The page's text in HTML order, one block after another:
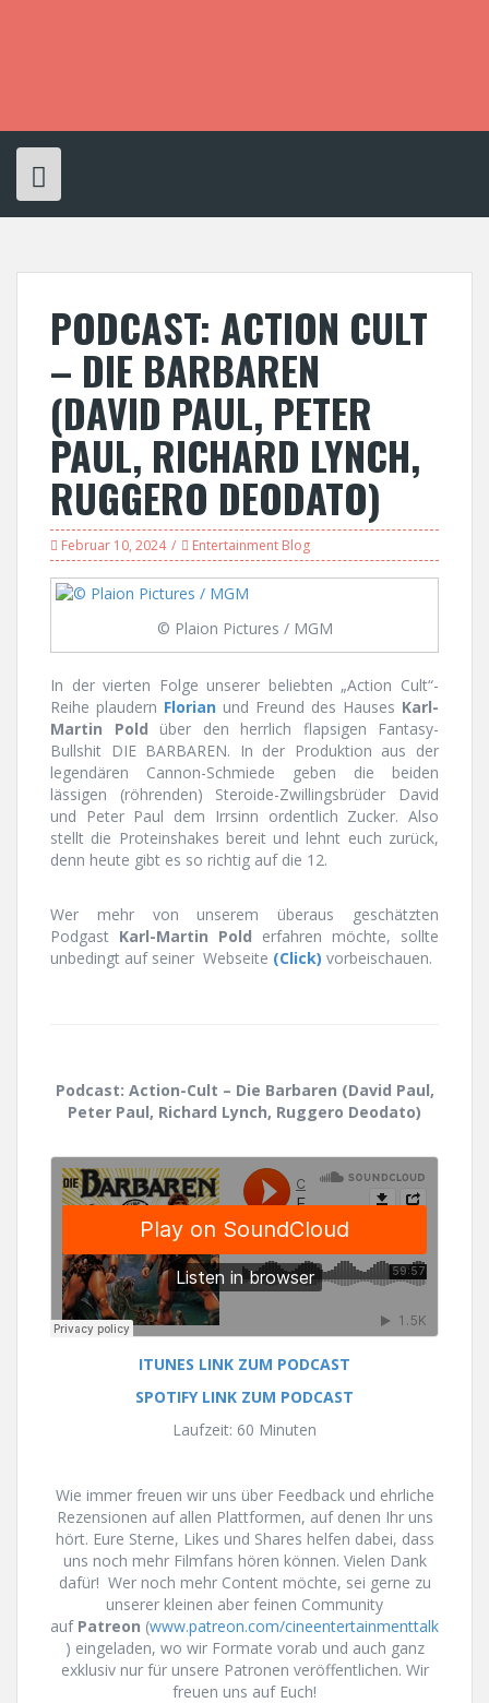
PODCAST: ACTION CULT
– DIE BARBAREN
(DAVID PAUL, PETER
PAUL, RICHARD LYNCH,
RUGGERO DEODATO)
Februar 10, 2024 Entertainment Blog
© Plaion Pictures / MGM
In der vierten Folge unserer beliebten „Action Cult“-
Reihe plaudern Florian und Freund des Hauses Karl-
Martin Pold über den herrlich flapsigen Fantasy-
Bullshit DIE BARBAREN. In der Produktion aus der
legendären Cannon-Schmiede geben die beiden
lässigen (röhrenden) Steroide-Zwillingsbrüder David
und Peter Paul dem Irrsinn ordentlich Zucker. Also
stellt die Proteinshakes bereit und lehnt euch zurück,
denn heute gibt es so richtig auf die 12.
Wer mehr von unserem überaus geschätzten
Podgast Karl-Martin Pold erfahren möchte, sollte
unbedingt auf seiner Webseite (Click) vorbeischauen.
Podcast: Action-Cult – Die Barbaren (David Paul,
Peter Paul, Richard Lynch, Ruggero Deodato)
ITUNES LINK ZUM PODCAST
SPOTIFY LINK ZUM PODCAST
Laufzeit: 60 Minuten
Wie immer freuen wir uns über Feedback und ehrliche
Rezensionen auf allen Plattformen, auf denen Ihr uns
hört. Eure Sterne, Likes und Shares helfen dabei, dass
uns noch mehr Filmfans hören können. Vielen Dank
dafür! Wer noch mehr Content möchte, sei gerne zu
unserer kleinen aber feinen Community
auf Patreon (www.patreon.com/cineentertainmenttalk
) eingeladen, wo wir Formate vorab und auch ganz
exklusiv nur für unsere Patronen veröffentlichen. Wir
freuen uns auf Euch!